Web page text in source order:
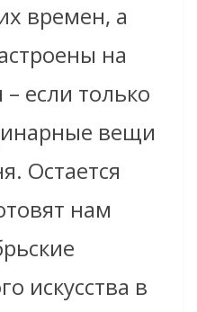
времен, а
на
если только
вещи
Остается
нам
искусства в